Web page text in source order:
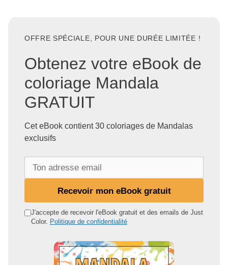
OFFRE SPÉCIALE, POUR UNE DURÉE LIMITÉE !
Obtenez votre eBook de
coloriage Mandala
GRATUIT
Cet eBook contient 30 coloriages de Mandalas
exclusifs
d
Recevoir mon eBook gratuit
J'accepte de recevoir l'eBook gratuit et des emails de Just
Color. Politique de confidentialité